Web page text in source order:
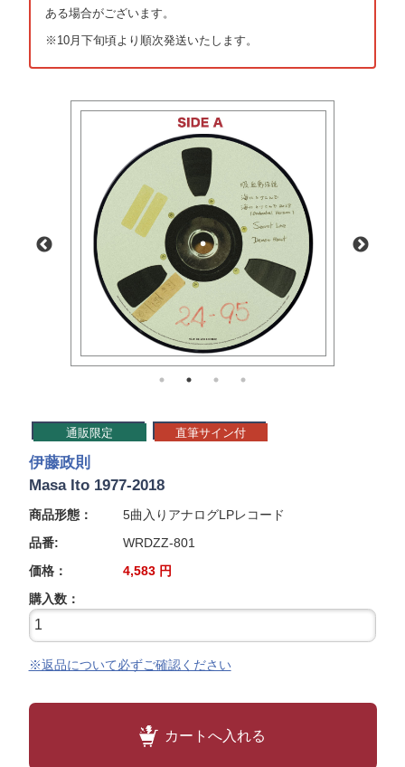
ある場合がございます。
※10月下旬頃より順次発送いたします。
通販限定 直筆サイン付
伊藤政則
Masa Ito 1977-2018
商品形態：
5曲入りアナログLPレコード
品番:
WRDZZ-801
価格：
4,583 円
購入数：
※返品について必ずご確認ください
カートへ入れる